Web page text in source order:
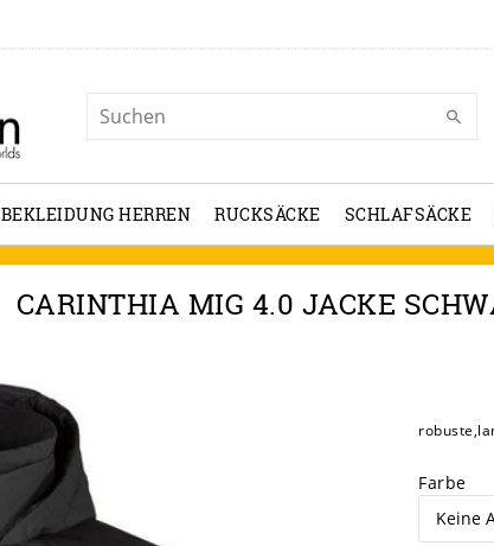
BEKLEIDUNG HERREN RUCKSÄCKE SCHLAFSÄCKE
CARINTHIA MIG 4.0 JACKE
Farbe